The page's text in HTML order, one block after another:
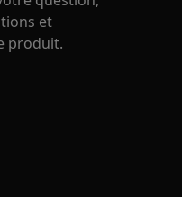
et
produit.